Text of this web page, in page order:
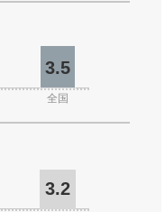
3.5
全国
3.2